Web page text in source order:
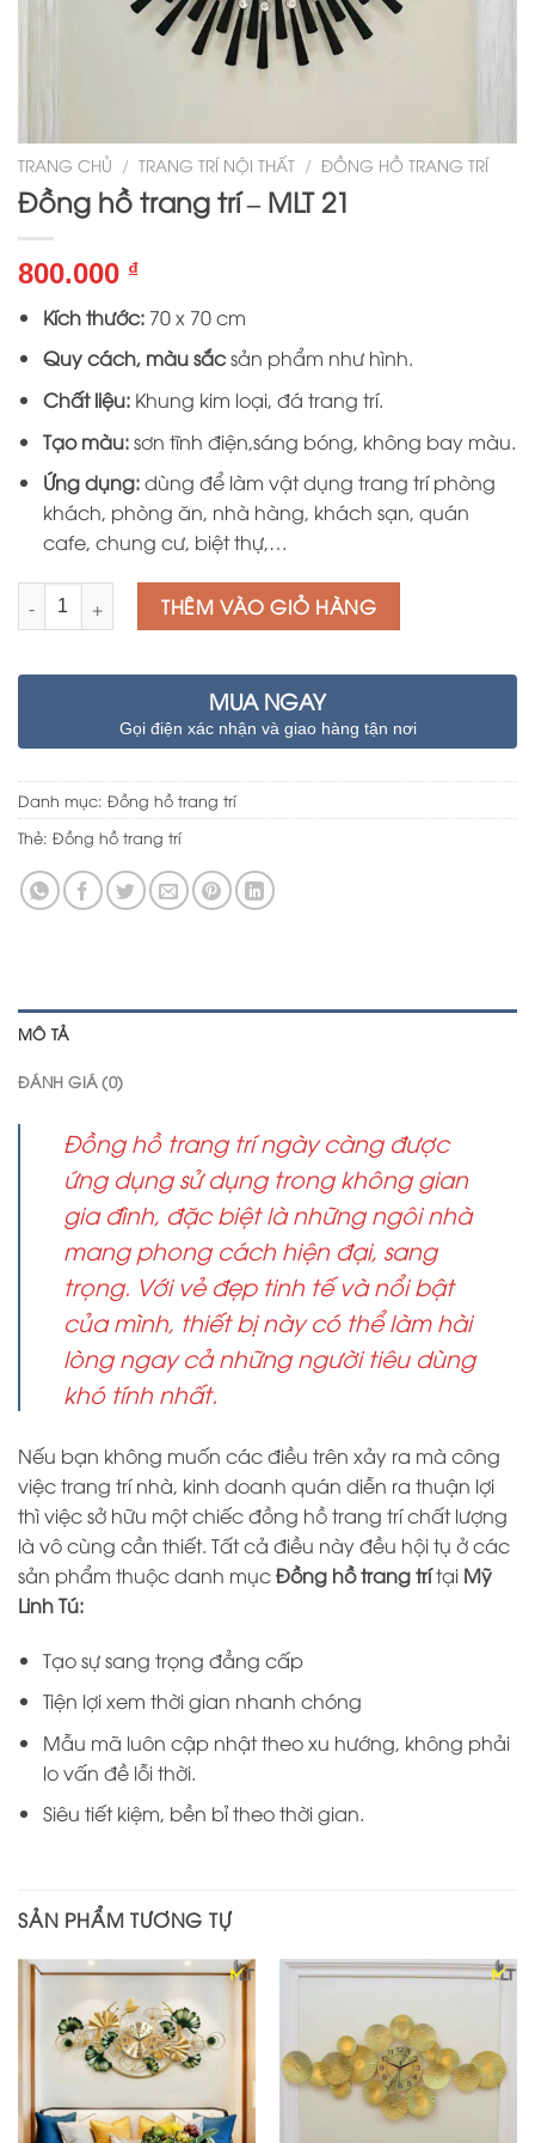
TRANG CHỦ / TRANG TRÍ NỘI THẤT / ĐỒNG HỒ TRANG TRÍ
Đồng hồ trang trí – MLT 21
800.000 ₫
Kích thước:70 x 70 cm
Quy cách, màu sắcsản phẩm như hình.
Chất liệu:Khung kim loại, đá trang trí.
Tạo màu:sơn tĩnh điện,sáng bóng, không bay màu.
Ứng dụng:dùng để làm vật dụng trang trí phòng
khách, phòng ăn, nhà hàng, khách sạn, quán
cafe, chung cư, biệt thự,…
Số lượng THÊM VÀO GIỎ HÀNG
MUA NGAY
Gọi điện xác nhận và giao hàng tận nơi
Danh mục: Đồng hồ trang trí
Thẻ: Đồng hồ trang trí
MÔ TẢ
ĐÁNH GIÁ (0)
Đồng hồ trang trí ngày càng được
ứng dụng sử dụng trong không gian
gia đình, đặc biệt là những ngôi nhà
mang phong cách hiện đại, sang
trọng. Với vẻ đẹp tinh tế và nổi bật
của mình, thiết bị này có thể làm hài
lòng ngay cả những người tiêu dùng
khó tính nhất.
Nếu bạn không muốn các điều trên xảy ra mà công
việc trang trí nhà, kinh doanh quán diễn ra thuận lợi
thì việc sở hữu một chiếc đồng hồ trang trí chất lượng
là vô cùng cần thiết. Tất cả điều này đều hội tụ ở các
sản phẩm thuộc danh mụcĐồng hồ trang trítại Mỹ
Linh Tú:
Tạo sự sang trọng đẳng cấp
Tiện lợi xem thời gian nhanh chóng
Mẫu mã luôn cập nhật theo xu hướng, không phải
lo vấn đề lỗi thời.
Siêu tiết kiệm, bền bỉ theo thời gian.
SẢN PHẨM TƯƠNG TỰ